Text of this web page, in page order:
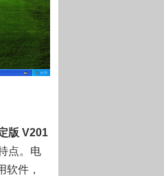
版 V201
点。电
软件，